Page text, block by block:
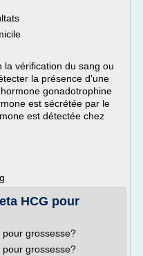
la vérification du sang ou
la présence d'une
gonadotrophine
est sécrétée par le
est détectée chez
HCG pour
pour grossesse?
pour grossesse?